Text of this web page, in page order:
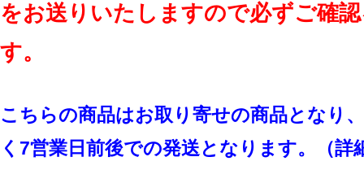
をお送りいたしますので必ずご確
す。
こちらの商品はお取り寄せの商品となり
く7営業日前後での発送となります。（詳